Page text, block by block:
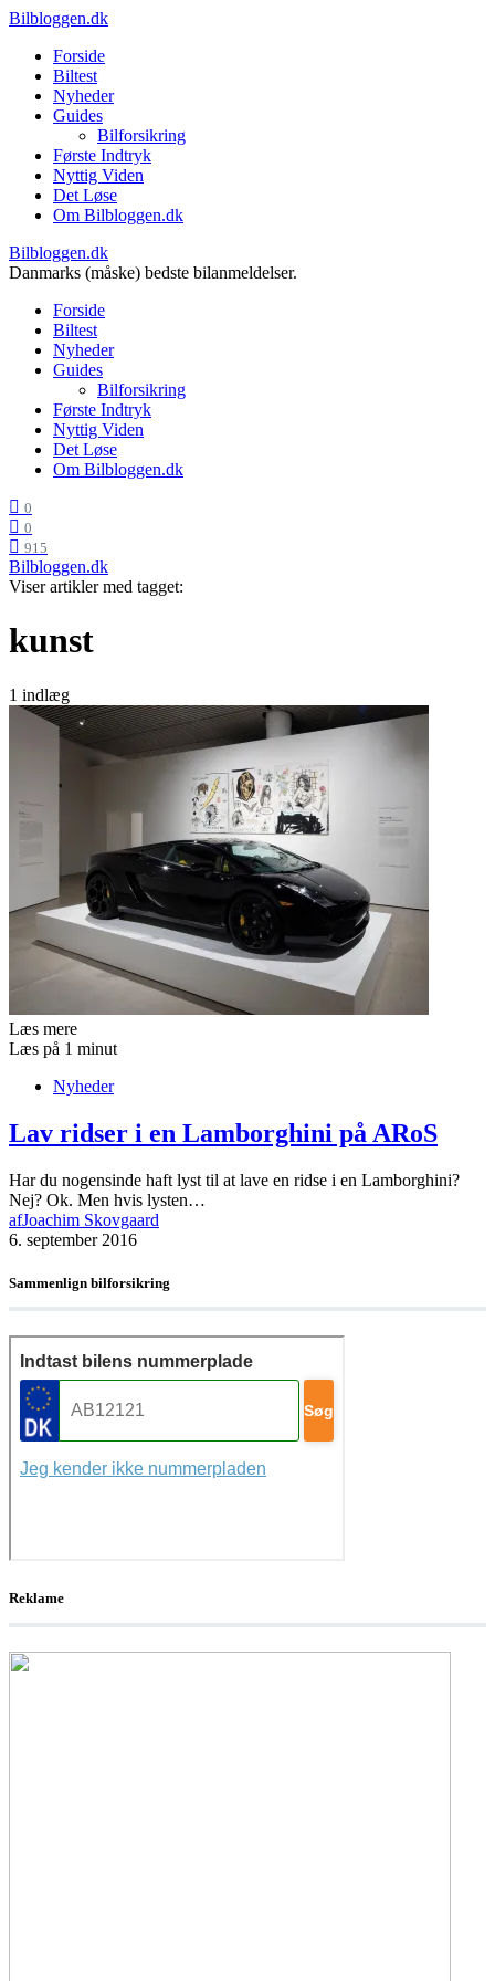
Bilbloggen.dk
Forside
Biltest
Nyheder
Guides
Bilforsikring
Første Indtryk
Nyttig Viden
Det Løse
Om Bilbloggen.dk
Bilbloggen.dk
Danmarks (måske) bedste bilanmeldelser.
Forside
Biltest
Nyheder
Guides
Bilforsikring
Første Indtryk
Nyttig Viden
Det Løse
Om Bilbloggen.dk
0
0
915
Bilbloggen.dk
Viser artikler med tagget:
kunst
1 indlæg
Læs mere
Læs på 1 minut
Nyheder
Lav ridser i en Lamborghini på ARoS
Har du nogensinde haft lyst til at lave en ridse i en Lamborghini?
Nej? Ok. Men hvis lysten…
afJoachim Skovgaard
6. september 2016
Sammenlign bilforsikring
Reklame